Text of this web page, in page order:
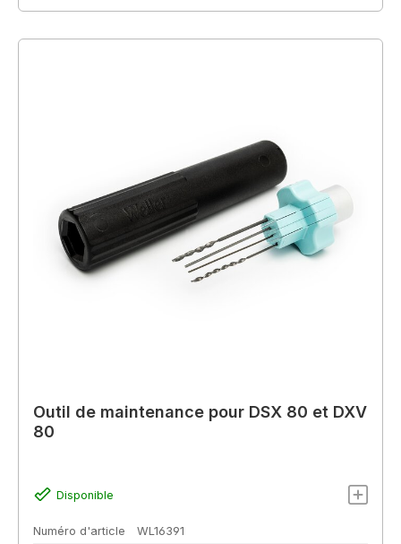
Outil de maintenance pour DSX 80 et DXV
80
Disponible
Numéro d'article
WL16391